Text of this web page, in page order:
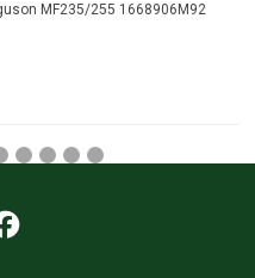
MF235/255 1668906M92